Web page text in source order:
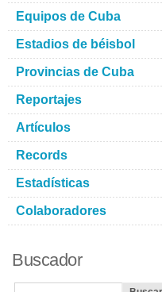
Equipos de Cuba
Estadios de béisbol
Provincias de Cuba
Reportajes
Artículos
Records
Estadísticas
Colaboradores
Buscador